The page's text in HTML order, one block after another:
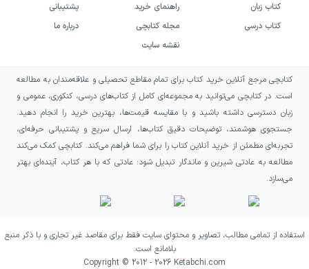
همچنین سؤال‌ها در دسته‌های مختلف مثل
واژه‌آموزی، درک مطلب، املا و نگارش، باعث
متعادل پوشش داده شود. از آنجا که این کتاب
تمرین‌محور است، برای دانش‌آموزانی که
می‌خواهند با تکرار اصولی و هدفمند، تسلط پیدا
کنند بسیار مناسب خواهد بود.
چطور از این کتاب بهترین نتیجه را بگیریم؟
ترتیب پیش بروید: ابتدا درس‌نامه را با دقت
بخوانید و واژه‌ها و نکته‌های ادبی و زبانی را
کتاب زبان
کتاب درسی
راهنمای خرید
مجله کتابچی
نقشه سایت
پشتیبانی
درباره ما
کتابچی مرجع آنلاین خرید کتاب برای تمام مقاطع تحصیلی و علاقه‌مندان به مطالعه
است. در کتابچی می‌توانید به مجموعه‌ای کامل از کتاب‌های درسی، کنکوری، عمومی و
زبان دسترسی داشته باشید و با مقایسه قیمت‌ها، بهترین خرید را انجام دهید.
جستجوی هوشمند، توضیحات دقیق کتاب‌ها، ارسال سریع و پشتیبانی حرفه‌ای،
تجربه‌ای مطمئن از خرید آنلاین کتاب را برای شما فراهم می‌کند. کتابچی کمک می‌کند
مطالعه به عادتی شیرین و ماندگار تبدیل شود؛ عادتی که با هر کتاب، آینده‌ای بهتر
می‌سازد.
استفاده از تمامی مطالب، تصاویر و محتوای سایت فقط برای مقاصد غیر تجاری و با ذکر منبع
بلامانع است.
Copyright © 2012 - 2026 Ketabchi.com